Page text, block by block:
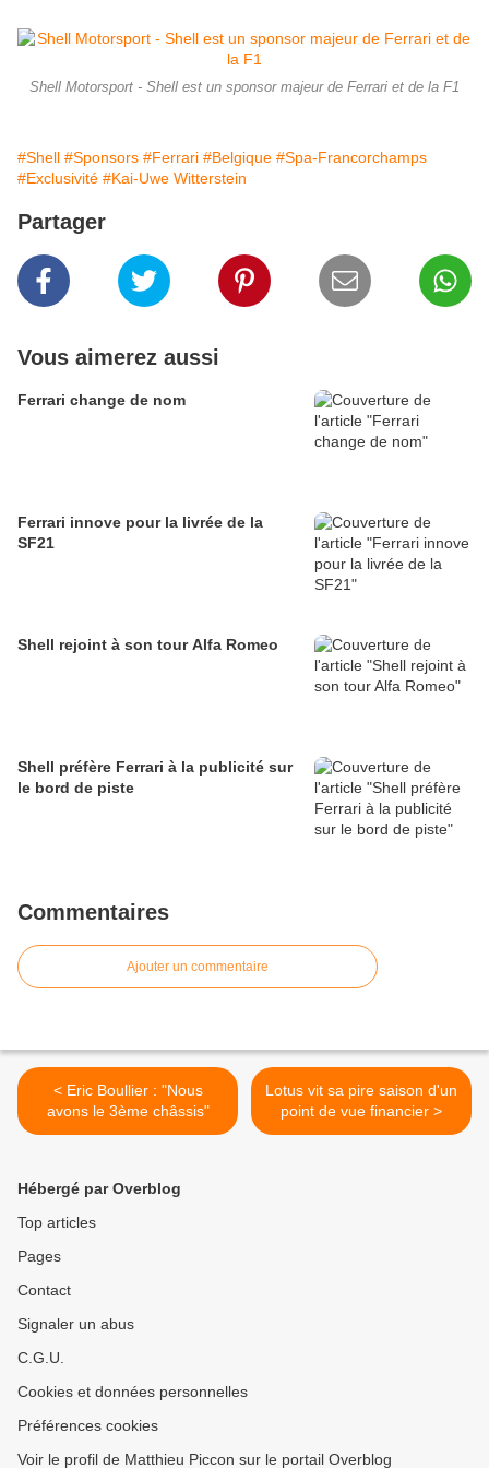
Shell Motorsport - Shell est un sponsor majeur de Ferrari et de la F1
#Shell #Sponsors #Ferrari #Belgique #Spa-Francorchamps
#Exclusivité #Kai-Uwe Witterstein
Partager
Vous aimerez aussi
Ferrari change de nom
Ferrari innove pour la livrée de la
SF21
Shell rejoint à son tour Alfa Romeo
Shell préfère Ferrari à la publicité sur
le bord de piste
Commentaires
Ajouter un commentaire
< Eric Boullier : "Nous
avons le 3ème châssis"
Lotus vit sa pire saison d'un
point de vue financier >
Hébergé par Overblog
Top articles
Pages
Contact
Signaler un abus
C.G.U.
Cookies et données personnelles
Préférences cookies
Voir le profil de Matthieu Piccon sur le portail Overblog